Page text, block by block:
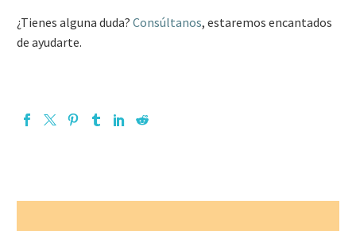
¿Tienes alguna duda? Consúltanos, estaremos encantados
de ayudarte.